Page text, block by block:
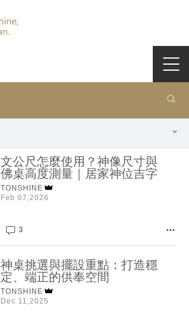
文公尺怎麼使用？神像尺寸與
佛桌高度測量｜居家神位吉字
TONSHINE
Feb 07,2026
3
神桌挑選與擺設重點：打造穩
定、端正的供奉空間
TONSHINE
Dec 11,2025